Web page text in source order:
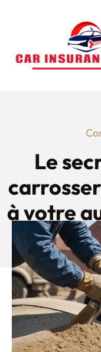
Le
à votre